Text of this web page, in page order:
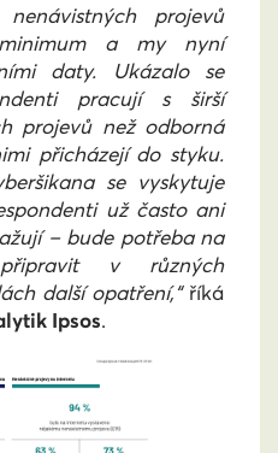
projevů
a my nyní
daty. Ukázalo se
pracují s širší
projevů než odborná
přicházejí do styku.
se vyskytuje
už často ani
– bude potřeba na
v různých
další opatření,“říká
Ipsos.